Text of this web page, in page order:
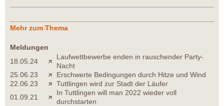
Mehr zum Thema
Meldungen
18.05.24
Laufwettbewerbe enden in rauschender Party-
Nacht
25.06.23
Erschwerte Bedingungen durch Hitze und Wind
22.06.23
Tuttlingen wird zur Stadt der Läufer
01.09.21
In Tuttlingen will man 2022 wieder voll
durchstarten